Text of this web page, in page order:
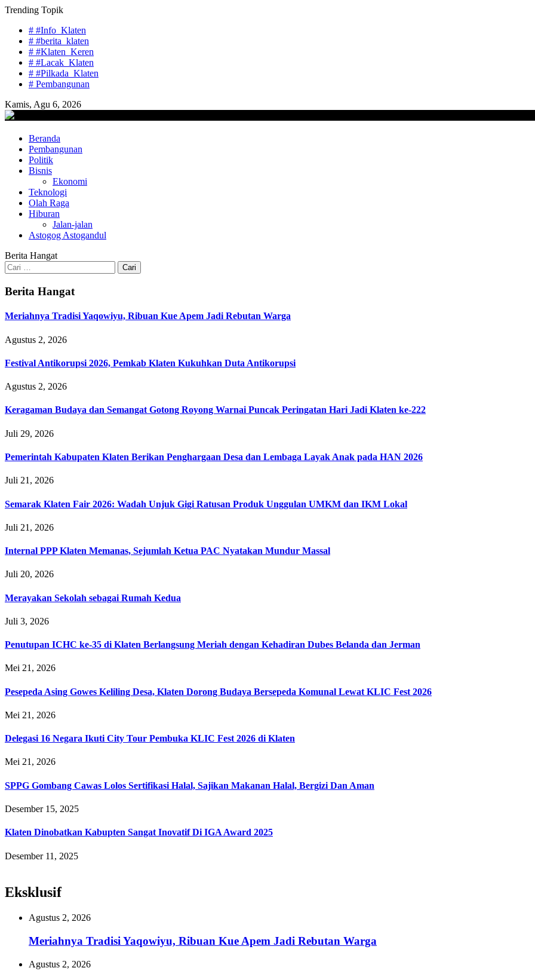
Skip
content
Trending Topik
# #Info_Klaten
# #berita_klaten
# #Klaten_Keren
# #Lacak_Klaten
# #Pilkada_Klaten
# Pembangunan
Kamis, Agu 6, 2026
lacaknews.com
Lacak Gaya Baru
Beranda
Pembangunan
Politik
Bisnis
Ekonomi
Teknologi
Olah Raga
Hiburan
Jalan-jalan
Astogog Astogandul
Berita Hangat
Cari
untuk:
Berita Hangat
Meriahnya Tradisi Yaqowiyu, Ribuan Kue Apem Jadi Rebutan Warga
Agustus 2, 2026
Festival Antikorupsi 2026, Pemkab Klaten Kukuhkan Duta Antikorupsi
Agustus 2, 2026
Keragaman Budaya dan Semangat Gotong Royong Warnai Puncak Peringatan Hari Jadi Klaten ke-222
Juli 29, 2026
Pemerintah Kabupaten Klaten Berikan Penghargaan Desa dan Lembaga Layak Anak pada HAN 2026
Juli 21, 2026
Semarak Klaten Fair 2026: Wadah Unjuk Gigi Ratusan Produk Unggulan UMKM dan IKM Lokal
Juli 21, 2026
Internal PPP Klaten Memanas, Sejumlah Ketua PAC Nyatakan Mundur Massal
Juli 20, 2026
Merayakan Sekolah sebagai Rumah Kedua
Juli 3, 2026
Penutupan ICHC ke-35 di Klaten Berlangsung Meriah dengan Kehadiran Dubes Belanda dan Jerman
Mei 21, 2026
Pesepeda Asing Gowes Keliling Desa, Klaten Dorong Budaya Bersepeda Komunal Lewat KLIC Fest 2026
Mei 21, 2026
Delegasi 16 Negara Ikuti City Tour Pembuka KLIC Fest 2026 di Klaten
Mei 21, 2026
SPPG Gombang Cawas Lolos Sertifikasi Halal, Sajikan Makanan Halal, Bergizi Dan Aman
Desember 15, 2025
Klaten Dinobatkan Kabupten Sangat Inovatif Di IGA Award 2025
Desember 11, 2025
Eksklusif
Agustus 2, 2026
Meriahnya Tradisi Yaqowiyu, Ribuan Kue Apem Jadi Rebutan Warga
Agustus 2, 2026